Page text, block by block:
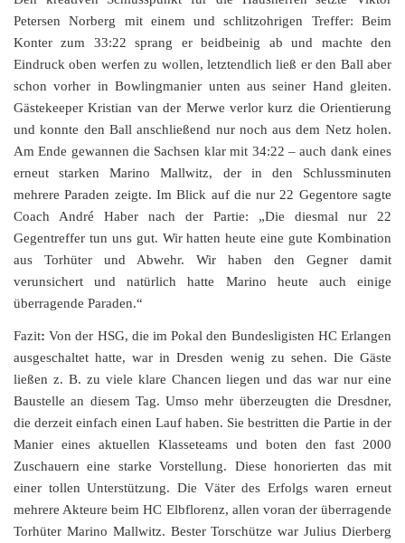
Petersen Norberg mit einem und schlitzohrigen Treffer: Beim
Konter zum 33:22 sprang er beidbeinig ab und machte den
Eindruck oben werfen zu wollen, letztendlich ließ er den Ball aber
schon vorher in Bowlingmanier unten aus seiner Hand gleiten.
Gästekeeper Kristian van der Merwe verlor kurz die Orientierung
und konnte den Ball anschließend nur noch aus dem Netz holen.
Am Ende gewannen die Sachsen klar mit 34:22 – auch dank eines
erneut starken Marino Mallwitz, der in den Schlussminuten
mehrere Paraden zeigte. Im Blick auf die nur 22 Gegentore sagte
Coach André Haber nach der Partie: „Die diesmal nur 22
Gegentreffer tun uns gut. Wir hatten heute eine gute Kombination
aus Torhüter und Abwehr. Wir haben den Gegner damit
verunsichert und natürlich hatte Marino heute auch einige
überragende Paraden.“
Fazit: Von der HSG, die im Pokal den Bundesligisten HC Erlangen
ausgeschaltet hatte, war in Dresden wenig zu sehen. Die Gäste
ließen z. B. zu viele klare Chancen liegen und das war nur eine
Baustelle an diesem Tag. Umso mehr überzeugten die Dresdner,
die derzeit einfach einen Lauf haben. Sie bestritten die Partie in der
Manier eines aktuellen Klasseteams und boten den fast 2000
Zuschauern eine starke Vorstellung. Diese honorierten das mit
einer tollen Unterstützung. Die Väter des Erfolgs waren erneut
mehrere Akteure beim HC Elbflorenz, allen voran der überragende
Torhüter Marino Mallwitz. Bester Torschütze war Julius Dierberg